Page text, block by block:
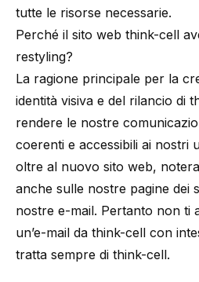
tutte le risorse necessarie.
Perché il sito web think-cell
restyling?
La ragione principale per la
identità visiva e del rilancio di
rendere le nostre
coerenti e accessibili ai nostri
oltre al nuovo sito web,
anche sulle nostre pagine dei
nostre e-mail. Pertanto non ti
un’e-mail da think-cell con
tratta sempre di think-cell.